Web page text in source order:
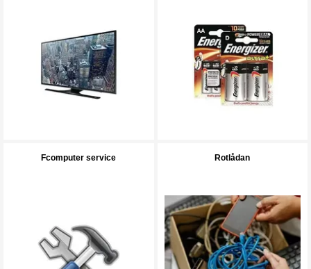
Fcomputer service Rotlådan